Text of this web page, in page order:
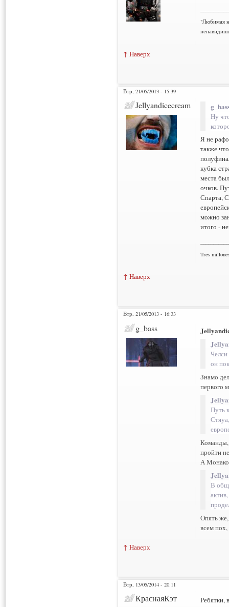
"Любимая
↑ Наверх
Втр, 21/05/2013 - 15:39
Jellyandicecream
Ну
Я не
также
кубка
места
очков.
Спарта,
можно
итого -
Tres
↑ Наверх
Втр, 21/05/2013 - 16:33
g_bass
Челси
он
Знамо
первого
Путь
Команды,
пройти
А
В
Опять
всем
↑ Наверх
Втр, 13/05/2014 - 20:11
КраснаяКэт
Ребятки,